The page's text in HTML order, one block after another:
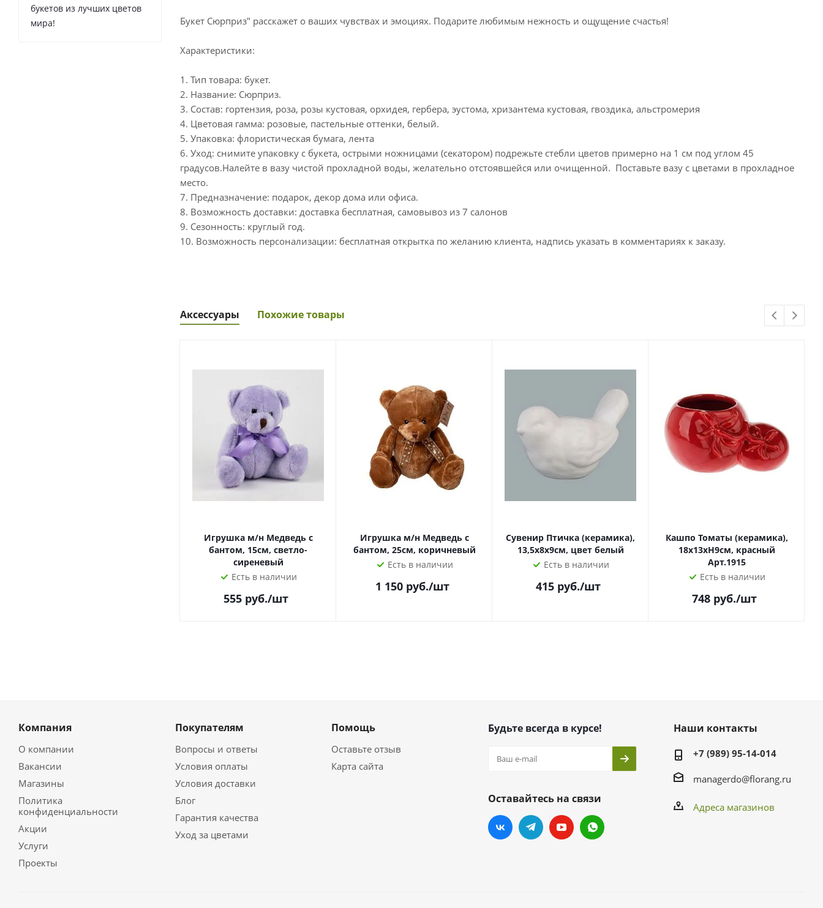
Букет Сюрприз" расскажет о ваших чувствах и эмоциях. Подарите любимым нежность и ощущение счастья!
Характеристики:
1. Тип товара: букет.
2. Название: Сюрприз.
3. Состав: гортензия, роза, розы кустовая, орхидея, гербера, эустома, хризантема кустовая, гвоздика, альстромерия
4. Цветовая гамма: розовые, пастельные оттенки, белый.
5. Упаковка: флористическая бумага, лента
6. Уход: снимите упаковку с букета, острыми ножницами (секатором) подрежьте стебли цветов примерно на 1 см под углом 45
градусов.Налейте в вазу чистой прохладной воды, желательно отстоявшейся или очищенной. Поставьте вазу с цветами в прохладное
место.
7. Предназначение: подарок, декор дома или офиса.
8. Возможность доставки: доставка бесплатная, самовывоз из 7 салонов
9. Сезонность: круглый год.
10. Возможность персонализации: бесплатная открытка по желанию клиента, надпись указать в комментариях к заказу.
Аксессуары Похожие товары
Игрушка м/н Медведь с
бантом, 15см, светло-
сиреневый
Есть в наличии
555 руб./шт
Игрушка м/н Медведь с
бантом, 25см, коричневый
Есть в наличии
1 150руб./шт
Сувенир Птичка (керамика),
13,5x8x9см, цвет белый
Есть в наличии
415 руб./шт
Кашпо Томаты (керамика),
18x13xH9см, красный
Арт.1915
Есть в наличии
748 руб./шт
букетов из лучших цветов
мира!
Компания
О компании
Вакансии
Магазины
Политика
конфиденциальности
Акции
Услуги
Проекты
Покупателям
Вопросы и ответы
Условия оплаты
Условия доставки
Блог
Гарантия качества
Уход за цветами
Помощь
Оставьте отзыв
Карта сайта
Будьте всегда в курсе!
Оставайтесь на связи
Наши контакты
+7 (989) 95-14-014
managerdo@florang.ru
Адреса магазинов